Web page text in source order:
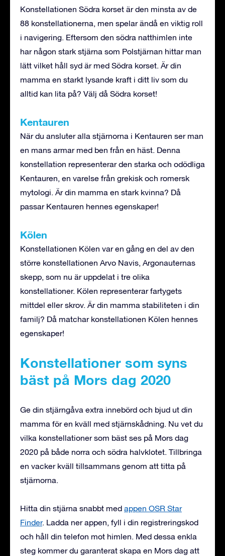
Konstellationen Södra korset är den minsta av de
88 konstellationerna, men spelar ändå en viktig roll
i navigering. Eftersom den södra natthimlen inte
har någon stark stjärna som Polstjärnan hittar man
lätt vilket håll syd är med Södra korset. Är din
mamma en starkt lysande kraft i ditt liv som du
alltid kan lita på? Välj då Södra korset!
Kentauren
När du ansluter alla stjärnorna i Kentauren ser man
en mans armar med ben från en häst. Denna
konstellation representerar den starka och odödliga
Kentauren, en varelse från grekisk och romersk
mytologi. Är din mamma en stark kvinna? Då
passar Kentauren hennes egenskaper!
Kölen
Konstellationen Kölen var en gång en del av den
större konstellationen Arvo Navis, Argonauternas
skepp, som nu är uppdelat i tre olika
konstellationer. Kölen representerar fartygets
mittdel eller skrov. Är din mamma stabiliteten i din
familj? Då matchar konstellationen Kölen hennes
egenskaper!
Konstellationer som syns
bäst på Mors dag 2020
Ge din stjärngåva extra innebörd och bjud ut din
mamma för en kväll med stjärnskådning. Nu vet du
vilka konstellationer som bäst ses på Mors dag
2020 på både norra och södra halvklotet. Tillbringa
en vacker kväll tillsammans genom att titta på
stjärnorna.
Hitta din stjärna snabbt med appen OSR Star
Finder. Ladda ner appen, fyll i din registreringskod
och håll din telefon mot himlen. Med dessa enkla
steg kommer du garanterat skapa en Mors dag att